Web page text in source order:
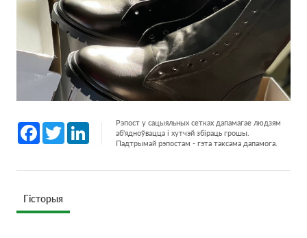
Facebook
Twitter LinkedInРэпост у сацыяльных сетках дапамагае людзям
аб'ядноўвацца і хутчэй збіраць грошы.
Падтрымай рэпостам - гэта таксама дапамога.
Гісторыя